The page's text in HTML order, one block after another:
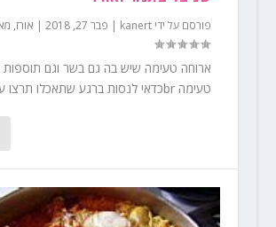
פורסם על ידי kanert
| פבר 27, 2018 | אורז,
ארוחה טעימה שיש בה גם בשר וגם
טעימה brכדאי לנסות ברגע שתאכלו תרצו עוד.............